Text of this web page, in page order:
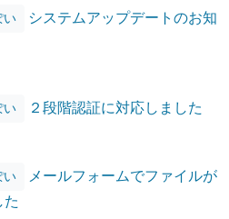
い
システムアップデートのお知
い ２段階認証に対応しました
い
メールフォームでファイルが
た